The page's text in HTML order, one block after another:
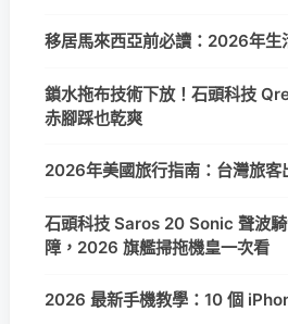
移居馬來西亞前必讀：2026年生
鎖水拖布技術下放！石頭科技
赤腳踩也乾爽
2026年美國旅行指南：台灣旅客
石頭科技 Saros 20 Sonic 聲波
障，2026 旗艦掃拖機皇一次看
2026 最新手機教學：10 個